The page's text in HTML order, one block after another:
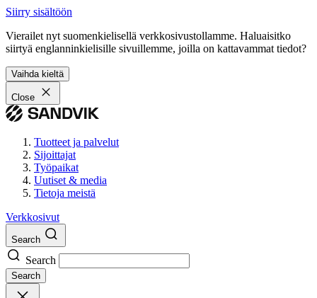
Siirry sisältöön
Vierailet nyt suomenkielisellä verkkosivustollamme. Haluaisitko
siirtyä englanninkielisille sivuillemme, joilla on kattavammat tiedot?
Vaihda kieltä
Close
Tuotteet ja palvelut
Sijoittajat
Työpaikat
Uutiset & media
Tietoja meistä
Verkkosivut
Search
Search
Search